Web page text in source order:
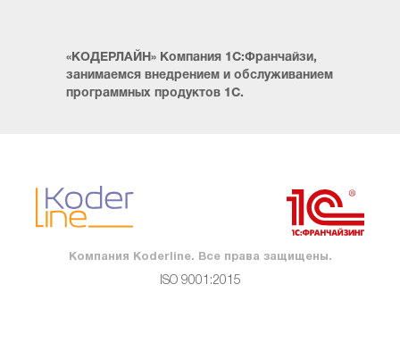
Когда в журнал были внесены все необходимые
«КОДЕРЛАЙН» Компания 1С:Франчайзи,
занимаемся внедрением и обслуживанием
программных продуктов 1С.
Компания Koderline. Все права защищены.
ISO 9001:2015